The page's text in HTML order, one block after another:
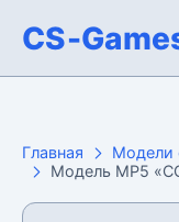
CS-
Главная
Модели
Модель MP5